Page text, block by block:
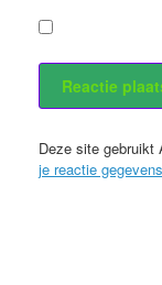
Deze site gebruikt
je reactie